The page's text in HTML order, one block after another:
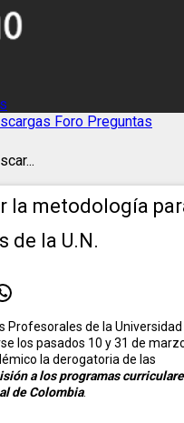
Foro Preguntas
la metodología
de la U.N.
Profesorales de la Universidad
los pasados 10 y 31 de
la derogatoria de las
a los programas
de Colombia.